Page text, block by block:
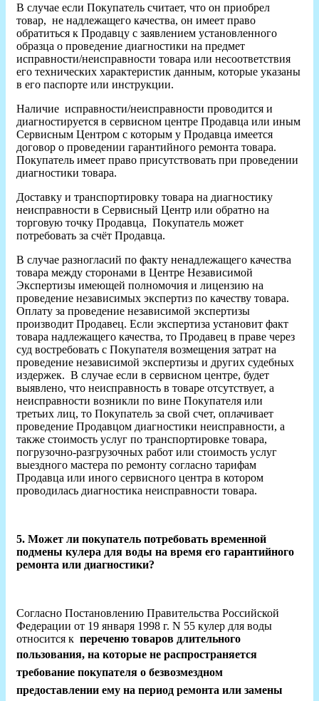
В случае если Покупатель считает, что он приобрел
товар, не надлежащего качества, он имеет право
обратиться к Продавцу с заявлением установленного
образца о проведение диагностики на предмет
исправности/неисправности товара или несоответствия
его технических характеристик данным, которые указаны
в его паспорте или инструкции.
Наличие исправности/неисправности проводится и
диагностируется в сервисном центре Продавца или иным
Сервисным Центром с которым у Продавца имеется
договор о проведении гарантийного ремонта товара.
Покупатель имеет право присутствовать при проведении
диагностики товара.
Доставку и транспортировку товара на диагностику
неисправности в Сервисный Центр или обратно на
торговую точку Продавца, Покупатель может
потребовать за счёт Продавца.
В случае разногласий по факту ненадлежащего качества
товара между сторонами в Центре Независимой
Экспертизы имеющей полномочия и лицензию на
проведение независимых экспертиз по качеству товара.
Оплату за проведение независимой экспертизы
производит Продавец. Если экспертиза установит факт
товара надлежащего качества, то Продавец в праве через
суд востребовать с Покупателя возмещения затрат на
проведение независимой экспертизы и других судебных
издержек. В случае если в сервисном центре, будет
выявлено, что неисправность в товаре отсутствует, а
неисправности возникли по вине Покупателя или
третьих лиц, то Покупатель за свой счет, оплачивает
проведение Продавцом диагностики неисправности, а
также стоимость услуг по транспортировке товара,
погрузочно-разгрузочных работ или стоимость услуг
выездного мастера по ремонту согласно тарифам
Продавца или иного сервисного центра в котором
проводилась диагностика неисправности товара.
5. Может ли покупатель потребовать временной
подмены кулера для воды на время его гарантийного
ремонта или диагностики?
Согласно Постановлению Правительства Российской
Федерации от 19 января 1998 г. N 55 кулер для воды
относится к переченю товаров длительного
пользования, на которые не распространяется
требование покупателя о безвозмездном
предоставлении ему на период ремонта или замены